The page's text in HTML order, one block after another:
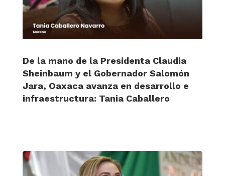
De la mano de la Presidenta Claudia
Sheinbaum y el Gobernador Salomón
Jara, Oaxaca avanza en desarrollo e
infraestructura: Tania Caballero